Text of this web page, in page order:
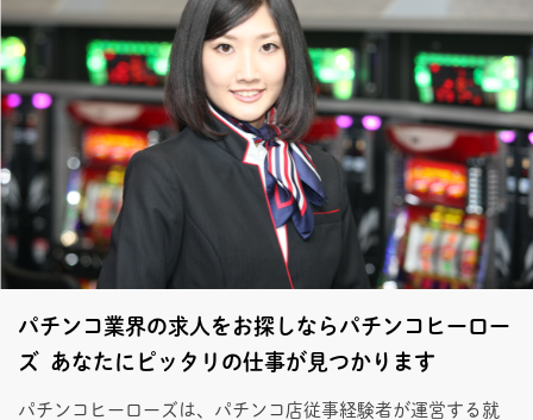
パチンコ業界の求人をお探しならパチンコヒーロー
ズ あなたにピッタリの仕事が見つかります
パチンコヒーローズは、パチンコ店従事経験者が運営する就